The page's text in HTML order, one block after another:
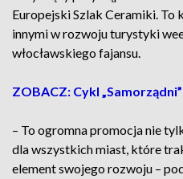
Europejski Szlak Ceramiki.
innymi w rozwoju turystyki
włocławskiego fajansu.
ZOBACZ: Cykl „Samorządni”
– To ogromna promocja nie
dla wszystkich miast, które
element swojego rozwoju –